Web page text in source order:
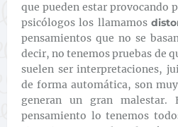
que pueden estar provocando
psicólogos los llamamos
pensamientos que no se
decir, no tenemos pruebas de
suelen ser interpretaciones,
de forma automática, son
generan un gran
pensamiento lo tenemos